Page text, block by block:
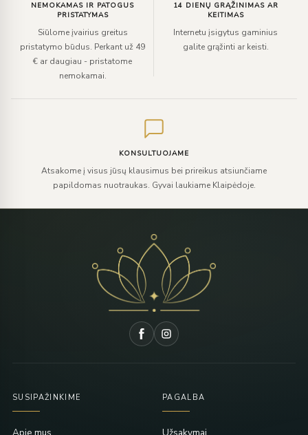
NEMOKAMAS IR PATOGUS
PRISTATYMAS
Siūlome įvairius greitus
pristatymo būdus. Perkant už 49
€ ar daugiau - pristatome
nemokamai.
14 DIENŲ GRĄŽINIMAS AR
KEITIMAS
Internetu įsigytus gaminius
galite grąžinti ar keisti.
KONSULTUOJAME
Atsakome į visus jūsų klausimus bei prireikus atsiunčiame
papildomas nuotraukas. Gyvai laukiame Klaipėdoje.
SUSIPAŽINKIME PAGALBA